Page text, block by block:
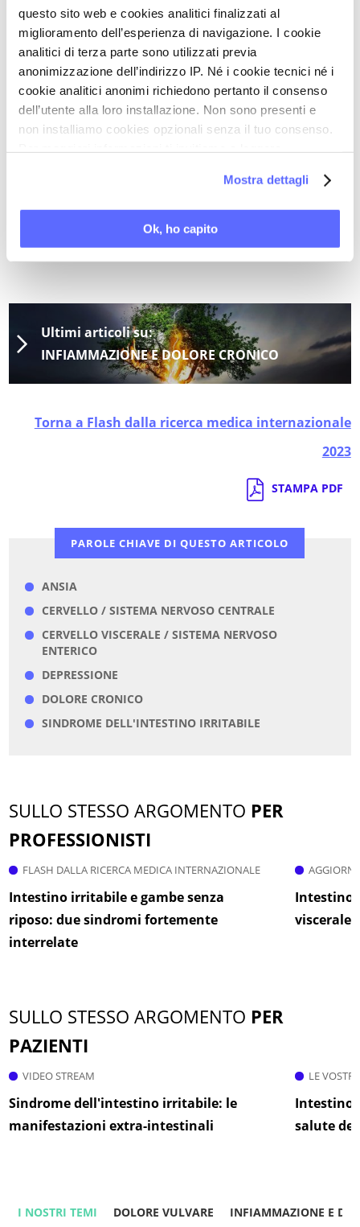
questo sito web e cookies analitici finalizzati al
miglioramento dell’esperienza di navigazione. I cookie
analitici di terza parte sono utilizzati previa
anonimizzazione dell’indirizzo IP. Né i cookie tecnici né i
cookie analitici anonimi richiedono pertanto il consenso
dell’utente alla loro installazione. Non sono presenti e
non installiamo cookies opzionali senza il tuo consenso.
Mostra dettagli
Ok, ho capito
strutture e funzioni cerebrali dall’altro, in
condizioni fisiologiche e negli stati d’ansia;
- lecorrelazioni emergentifra reti cerebrali e
parametri genomici, gastrointestinali, immunitari
e relativi al microbioma intestinale;
- come queste conoscenze si inquadrino in un
modello sistemico dell’IBS;
implicazioni di tale modelloper una
disturbo, la diagnosi precoce e lo sviluppo di
approcci terapeutici più efficaci.
Ultimi articoli su:
INFIAMMAZIONE E DOLORE CRONICO
Torna a Flash dalla ricerca medica internazionale
2023
STAMPA PDF
PAROLE CHIAVE DI QUESTO ARTICOLO
ANSIA
CERVELLO / SISTEMA NERVOSO CENTRALE
CERVELLO VISCERALE / SISTEMA NERVOSO
ENTERICO
DEPRESSIONE
DOLORE CRONICO
SINDROME DELL'INTESTINO IRRITABILE
SULLO STESSO ARGOMENTO PER
PROFESSIONISTI
FLASH DALLA RICERCA MEDICA INTERNAZIONALE
Intestino irritabile e gambe senza
riposo: due sindromi fortemente
interrelate
Intestino,
SULLO STESSO ARGOMENTO PER
PAZIENTI
VIDEO STREAM
Sindrome dell'intestino irritabile: le
manifestazioni extra-intestinali
LE
Intestino:
salute
I NOSTRI TEMI DOLORE VULVARE INFIAMMAZIONE E